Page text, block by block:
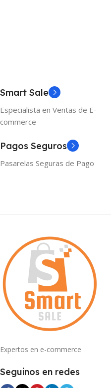
Smart Sale
Especialista en Ventas de E-
commerce
Pagos Seguros
Pasarelas Seguras de Pago
Expertos en e-commerce
Seguinos en redes